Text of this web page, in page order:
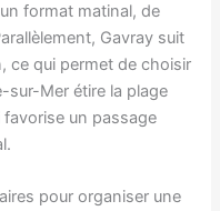
format matinal, de
Gavray suit
ce qui permet de choisir
sur-Mer étire la plage
favorise un passage
pour organiser une